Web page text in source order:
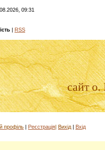
09:31
| RSS
сайт
профіль | Реєстрація| Вихід | Вхід